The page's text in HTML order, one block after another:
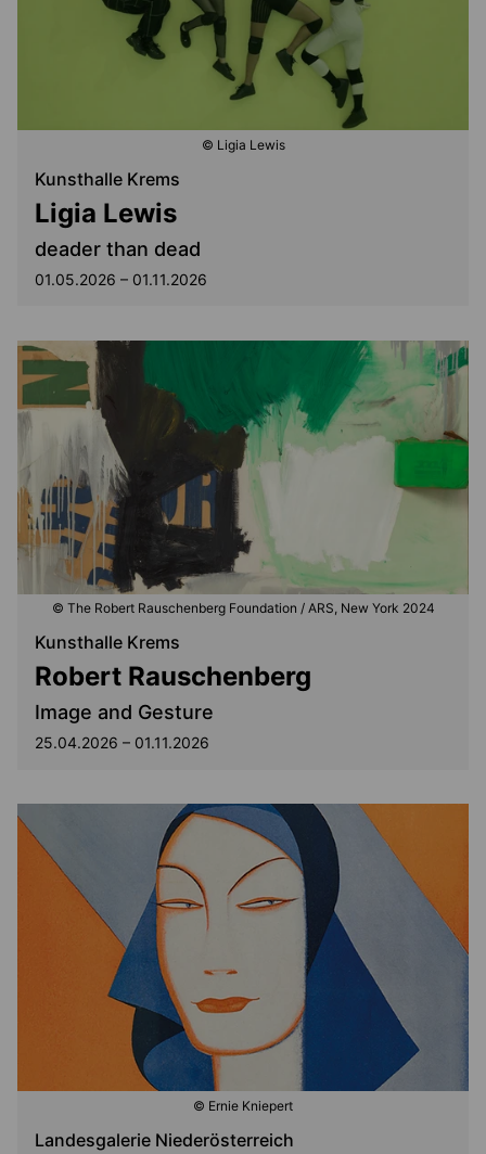
© Ligia Lewis
Kunsthalle Krems
Ligia Lewis
deader than dead
01.05.2026 – 01.11.2026
© The Robert Rauschenberg Foundation / ARS, New York 2024
Kunsthalle Krems
Robert Rauschenberg
Image and Gesture
25.04.2026 – 01.11.2026
© Ernie Kniepert
Landesgalerie Niederösterreich